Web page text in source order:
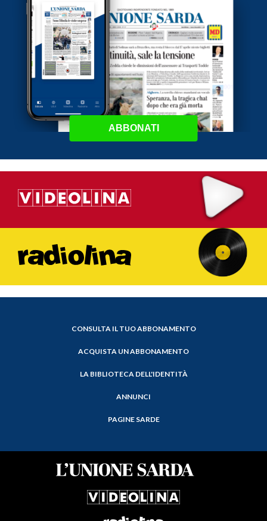
ABBONATI
CONSULTA IL TUO ABBONAMENTO
ACQUISTA UN ABBONAMENTO
LA BIBLIOTECA DELL'IDENTITÀ
ANNUNCI
PAGINE SARDE